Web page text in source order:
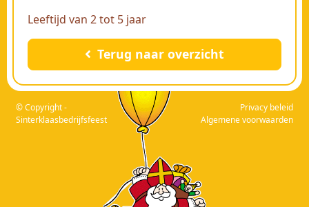
Leeftijd van 2 tot 5 jaar
Terug naar overzicht
© Copyright -
Sinterklaasbedrijfsfeest
Privacy beleid
Algemene voorwaarden